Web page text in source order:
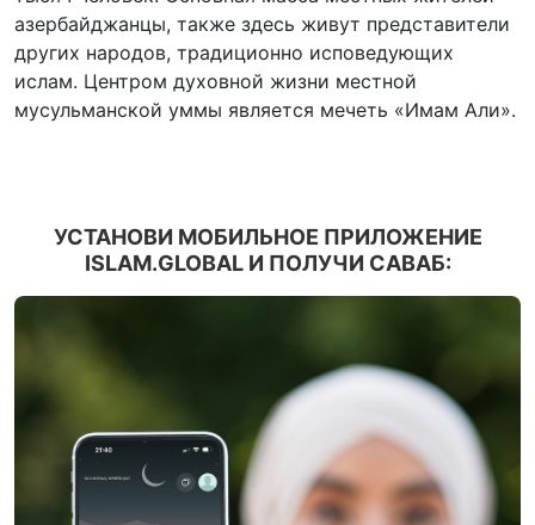
азербайджанцы, также здесь живут представители
других народов, традиционно исповедующих
ислам. Центром духовной жизни местной
мусульманской уммы является мечеть «Имам Али».
УСТАНОВИ МОБИЛЬНОЕ ПРИЛОЖЕНИЕ
ISLAM.GLOBAL И ПОЛУЧИ САВАБ: